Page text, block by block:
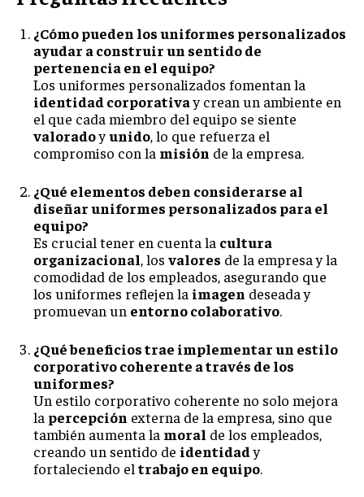
¿Cómo pueden los uniformes personalizados
ayudar a construir un sentido de
pertenencia en el equipo?
Los uniformes personalizados fomentan la
identidad corporativay crean un ambiente en
el que cada miembro del equipo se siente
valoradoyunido, lo que refuerza el
compromiso con la misión de la empresa.
¿Qué elementos deben considerarse al
diseñar uniformes personalizados para el
equipo?
Es crucial tener en cuenta la cultura
organizacional, los valores de la empresa y la
comodidad de los empleados, asegurando que
los uniformes reflejen la imagen deseada y
promuevan un entorno colaborativo.
¿Qué beneficios trae implementar un estilo
corporativo coherente a través de los
uniformes?
Un estilo corporativo coherente no solo mejora
la percepción externa de la empresa, sino que
también aumenta la moral de los empleados,
creando un sentido de identidady
fortaleciendo el trabajo en equipo.